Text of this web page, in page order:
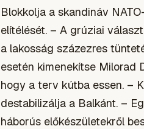
Blokkolja a skandináv
elítélését. – A grúziai
a lakosság százezres
esetén kimenekítse Milorad
hogy a terv kútba essen. –
destabilizálja a Balkánt. –
háborús előkészületekről